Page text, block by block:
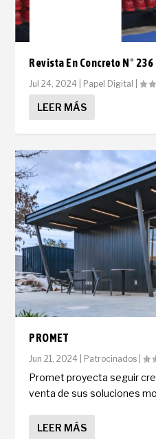
Revista En Concreto N° 236
Jul 24, 2024 Papel Digital |
LEER MÁS
PROMET
Jun 21, 2024 Patrocinados |
Promet proyecta seguir
venta de sus soluciones
LEER MÁS